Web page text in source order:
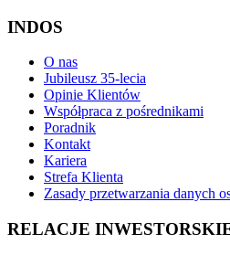
INDOS
O nas
Jubileusz 35-lecia
Opinie Klientów
Współpraca z pośrednikami
Poradnik
Kontakt
Kariera
Strefa Klienta
Zasady przetwarzania danych
RELACJE